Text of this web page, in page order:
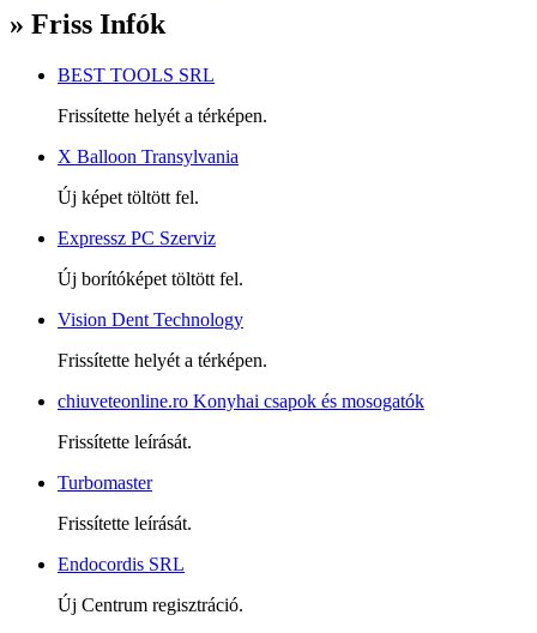
» Friss Infók
BEST TOOLS SRL
Frissítette helyét a térképen.
X Balloon Transylvania
Új képet töltött fel.
Expressz PC Szerviz
Új borítóképet töltött fel.
Vision Dent Technology
Frissítette helyét a térképen.
chiuveteonline.ro Konyhai csapok és mosogatók
Frissítette leírását.
Turbomaster
Frissítette leírását.
Endocordis SRL
Új Centrum regisztráció.